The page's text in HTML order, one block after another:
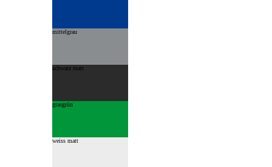
mittelgrau
schwarz matt
grasgrün
weiss matt